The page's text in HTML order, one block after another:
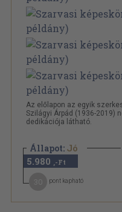
Az előlapon az egyik
Szilágyi Árpád (1936-2019)
dedikációja látható.
Állapot: Jó
5.980 ,-Ft
pont kapható